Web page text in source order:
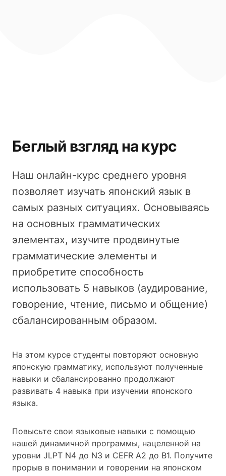
Беглый взгляд на курс
Наш онлайн-курс среднего уровня
позволяет изучать японский язык в
самых разных ситуациях. Основываясь
на основных грамматических
элементах, изучите продвинутые
грамматические элементы и
приобретите способность
использовать 5 навыков (аудирование,
говорение, чтение, письмо и общение)
сбалансированным образом.
На этом курсе студенты повторяют основную
японскую грамматику, используют полученные
навыки и сбалансированно продолжают
развивать 4 навыка при изучении японского
языка.
Повысьте свои языковые навыки с помощью
нашей динамичной программы, нацеленной на
уровни JLPT N4 до N3 и CEFR A2 до B1. Получите
прорыв в понимании и говорении на японском